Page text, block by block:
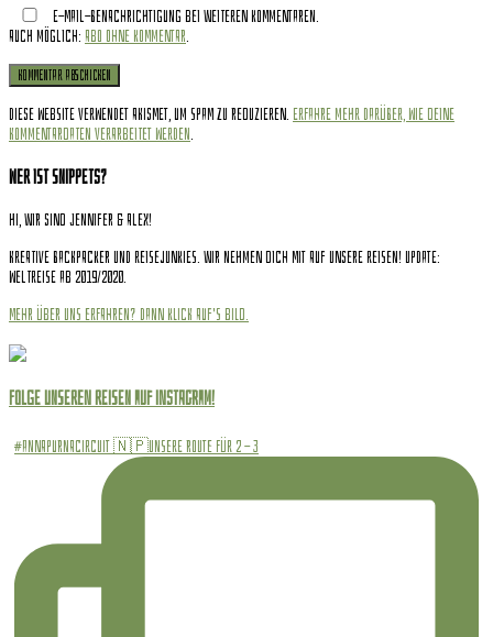
E-Mail-Benachrichtigung bei weiteren Kommentaren.
Auch möglich: Abo ohne Kommentar.
Diese Website verwendet Akismet, um Spam zu reduzieren. Erfahre mehr darüber, wie deine
Kommentardaten verarbeitet werden.
Wer ist Snippets?
Hi, wir sind Jennifer & Alex!
Kreative Backpacker und Reisejunkies. Wir nehmen dich mit auf unsere Reisen! Update:
Weltreise ab 2019/2020.
Mehr über uns erfahren? Dann klick auf's Bild.
Folge unseren Reisen auf INSTAGRAM!
#annapurnacircuit 🇳🇵Unsere Route für 2 - 3